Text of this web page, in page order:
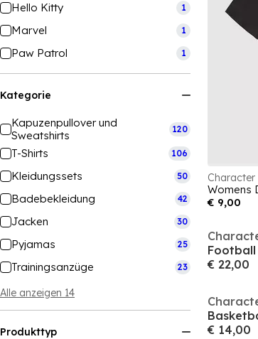
Hello Kitty 1
Marvel 1
Paw Patrol 1
Kategorie
Kapuzenpullover und
Sweatshirts
120
T-Shirts 106
Kleidungssets 50
Badebekleidung 42
Jacken 30
Pyjamas 25
Trainingsanzüge 23
Alle anzeigen 14
Produkttyp
Character
Womens
€ 9,00
€ 22,00
€ 14,00